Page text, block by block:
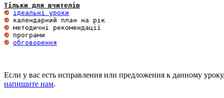
Тільки для вчителів
ідеальні уроки
обговорення
Если у вас есть исправления или предложения к данному
напишите нам.